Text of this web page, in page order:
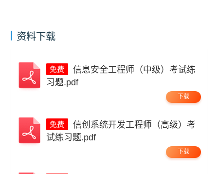
资料下载
信息安全工程师（中级）考试练
习题.pdf
下载
信创系统开发工程师（高级）考
试练习题.pdf
下载